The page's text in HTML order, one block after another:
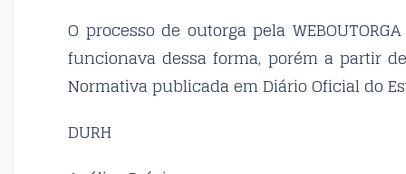
O processo de outorga pela
funcionava dessa forma, porém a partir
Normativa publicada em Diário Oficial do
DURH